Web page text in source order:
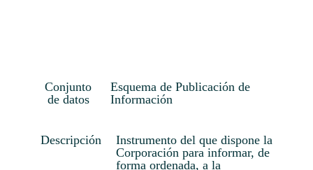
Conjunto
de datos
Esquema de Publicación de
Información
Descripción
Instrumento del que dispone la
Corporación para informar, de
forma ordenada, a la